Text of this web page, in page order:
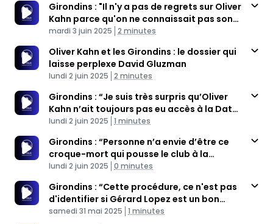
Girondins : "Il n'y a pas de regrets sur Oliver
Kahn parce qu'on ne connaissait pas son
projet"
Published At
mardi 3 juin 2025 Time
2 minutes
Oliver Kahn et les Girondins : le dossier qui
laisse perplexe David Gluzman
Published At
lundi 2 juin 2025 Time
2 minutes
Girondins : “Je suis très surpris qu’Oliver
Kahn n’ait toujours pas eu accès à la Data
Room”
Published At
lundi 2 juin 2025 Time
1 minutes
Girondins : “Personne n’a envie d’être ce
croque-mort qui pousse le club à la
liquidation”
Published At
lundi 2 juin 2025 Time
0 minutes
Girondins : “Cette procédure, ce n'est pas
d'identifier si Gérard Lopez est un bon
président”
Published At
samedi 31 mai 2025 Time
1 minutes